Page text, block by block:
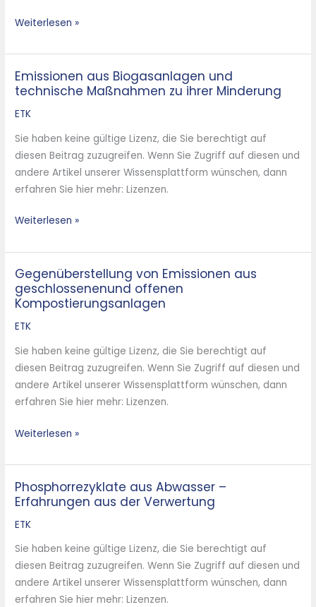
Kläranlage
zur
Weiterlesen »
Emissionen aus Biogasanlagen und
technische Maßnahmen zu ihrer Minderung
ETK
Sie haben keine gültige Lizenz, die Sie berechtigt auf
diesen Beitrag zuzugreifen. Wenn Sie Zugriff auf diesen und
andere Artikel unserer Wissensplattform wünschen, dann
erfahren Sie hier mehr: Lizenzen.
Emissionen
aus
Biogasanlagen
technische
Maßnahmen
zu
ihrer
Weiterlesen »
Gegenüberstellung von Emissionen aus
geschlossenenund offenen
Kompostierungsanlagen
ETK
Sie haben keine gültige Lizenz, die Sie berechtigt auf
diesen Beitrag zuzugreifen. Wenn Sie Zugriff auf diesen und
andere Artikel unserer Wissensplattform wünschen, dann
erfahren Sie hier mehr: Lizenzen.
Gegenüberstellung
von
Emissionen
aus
Kompostierungsanlagen
Weiterlesen »
Phosphorrezyklate aus Abwasser –
Erfahrungen aus der Verwertung
ETK
Sie haben keine gültige Lizenz, die Sie berechtigt auf
diesen Beitrag zuzugreifen. Wenn Sie Zugriff auf diesen und
andere Artikel unserer Wissensplattform wünschen, dann
erfahren Sie hier mehr: Lizenzen.
Phosphorrezyklate
aus
Abwasser
Erfahrungen
aus
der